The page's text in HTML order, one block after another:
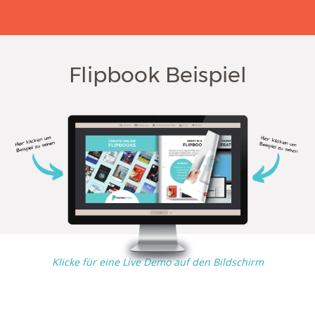
Flipbook Beispiel
Klicke für eine Live Demo auf den Bildschirm